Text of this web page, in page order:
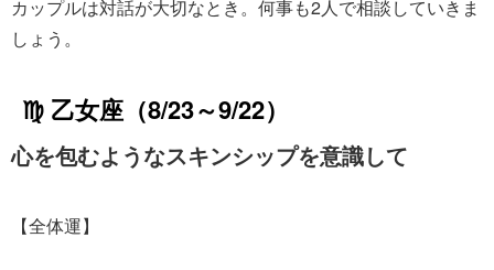
カップルは対話が大切なとき。何事も2人で相談していきま
しょう。
♍ 乙女座（8/23～9/22）
心を包むようなスキンシップを意識して
【全体運】